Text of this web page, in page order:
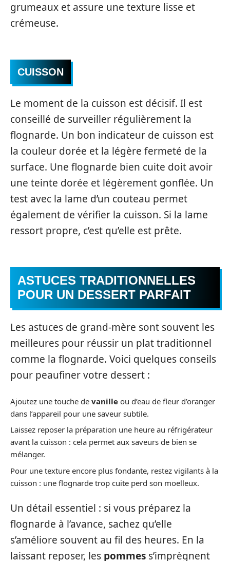
grumeaux et assure une texture lisse et
crémeuse.
CUISSON
Le moment de la cuisson est décisif. Il est
conseillé de surveiller régulièrement la
flognarde. Un bon indicateur de cuisson est
la couleur dorée et la légère fermeté de la
surface. Une flognarde bien cuite doit avoir
une teinte dorée et légèrement gonflée. Un
test avec la lame d’un couteau permet
également de vérifier la cuisson. Si la lame
ressort propre, c’est qu’elle est prête.
ASTUCES TRADITIONNELLES
POUR UN DESSERT PARFAIT
Les astuces de grand-mère sont souvent les
meilleures pour réussir un plat traditionnel
comme la flognarde. Voici quelques conseils
pour peaufiner votre dessert :
Ajoutez une touche de vanille ou d’eau de fleur d’oranger
dans l’appareil pour une saveur subtile.
Laissez reposer la préparation une heure au réfrigérateur
avant la cuisson : cela permet aux saveurs de bien se
mélanger.
Pour une texture encore plus fondante, restez vigilants à la
cuisson : une flognarde trop cuite perd son moelleux.
Un détail essentiel : si vous préparez la
flognarde à l’avance, sachez qu’elle
s’améliore souvent au fil des heures. En la
laissant reposer, les pommes s’imprègnent